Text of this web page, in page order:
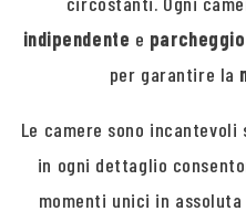
indipendente e
per garantire la
Le camere sono incantevoli
in ogni dettaglio
momenti unici in